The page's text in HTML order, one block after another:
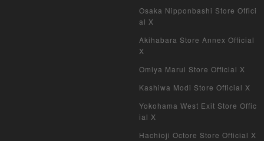
Duel Masters Overseas Version
Pokemon Card Old Frame
Pokemon Card Overseas Version
Osaka Nipponbashi Store Offici
al X
Akihabara Store Annex Official
X
Omiya Marui Store Official X
Kashiwa Modi Store Official X
Yokohama West Exit Store Offic
ial X
Hachioji Octore Store Official X